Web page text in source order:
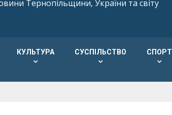
Тернопільщини, України та світу
КУЛЬТУРА СУСПІЛЬСТВО СПОРТ